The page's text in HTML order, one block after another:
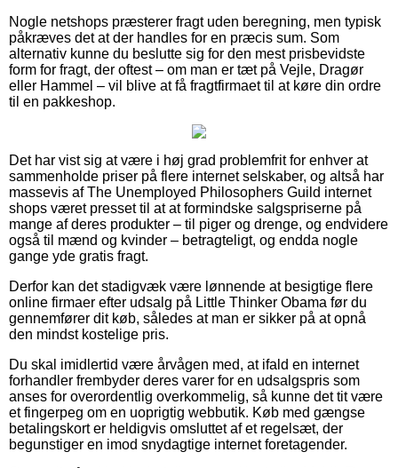
Nogle netshops præsterer fragt uden beregning, men typisk
påkræves det at der handles for en præcis sum. Som
alternativ kunne du beslutte sig for den mest prisbevidste
form for fragt, der oftest – om man er tæt på Vejle, Dragør
eller Hammel – vil blive at få fragtfirmaet til at køre din ordre
til en pakkeshop.
Det har vist sig at være i høj grad problemfrit for enhver at
sammenholde priser på flere internet selskaber, og altså har
massevis af The Unemployed Philosophers Guild internet
shops været presset til at at formindske salgspriserne på
mange af deres produkter – til piger og drenge, og endvidere
også til mænd og kvinder – betragteligt, og endda nogle
gange yde gratis fragt.
Derfor kan det stadigvæk være lønnende at besigtige flere
online firmaer efter udsalg på Little Thinker Obama før du
gennemfører dit køb, således at man er sikker på at opnå
den mindst kostelige pris.
Du skal imidlertid være årvågen med, at ifald en internet
forhandler frembyder deres varer for en udsalgspris som
anses for overordentlig overkommelig, så kunne det tit være
et fingerpeg om en uoprigtig webbutik. Køb med gængse
betalingskort er heldigvis omsluttet af et regelsæt, der
begunstiger en imod snydagtige internet foretagender.